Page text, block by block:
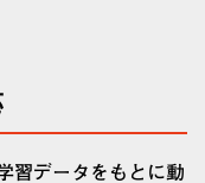
習データをもとに動